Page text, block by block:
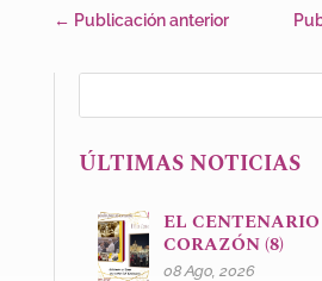
← Publicación anterior
ÚLTIMAS NOTICIAS
EL
CORAZÓN (8)
08 Ago, 2026